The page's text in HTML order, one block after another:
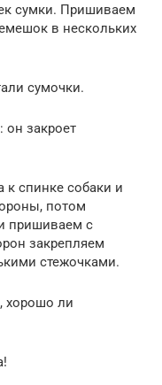
сумки. Пришиваем
в нескольких
сумочки.
он закроет
к спинке собаки и
потом
пришиваем с
закрепляем
стежочками.
хорошо ли